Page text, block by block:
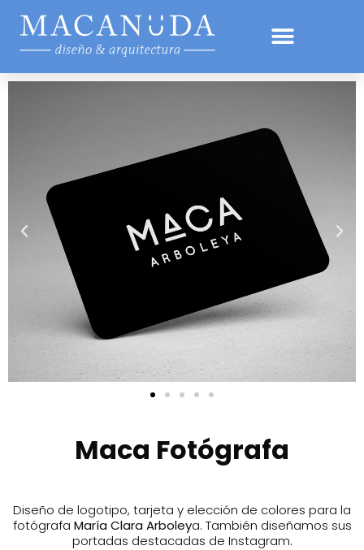
Maca Fotógrafa
Diseño de logotipo, tarjeta y elección de colores para la
fotógrafa María Clara Arboleya. También diseñamos sus
portadas destacadas de Instagram.